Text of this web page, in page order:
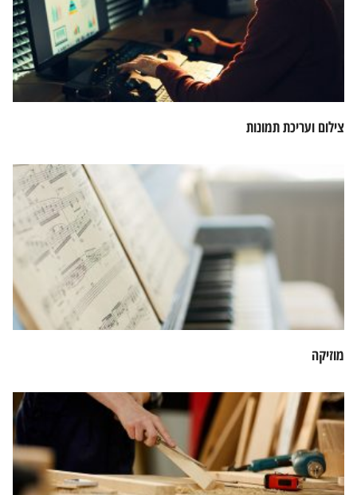
צילום ועריכת תמונות
מוזיקה